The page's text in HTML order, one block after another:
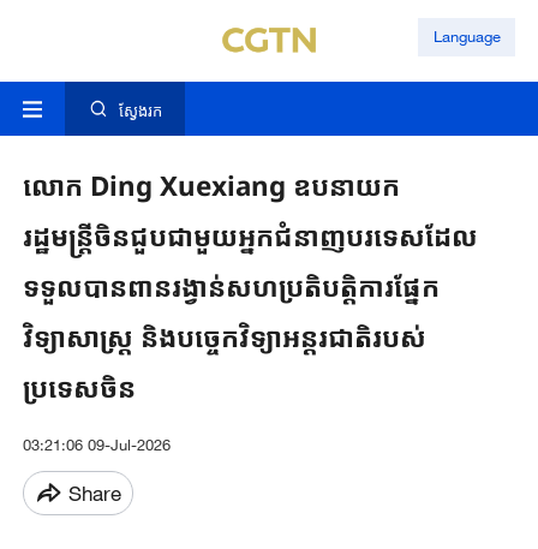
Language
ស្វែងរក
លោក Ding Xuexiang ឧបនាយក
រដ្ឋមន្រ្តីចិនជួបជាមួយអ្នកជំនាញបរទេសដែល
ទទួលបានពានរង្វាន់សហប្រតិបត្តិការផ្នែក
វិទ្យាសាស្ត្រ និងបច្ចេកវិទ្យាអន្តរជាតិរបស់
ប្រទេសចិន
03:21:06 09-Jul-2026
Share